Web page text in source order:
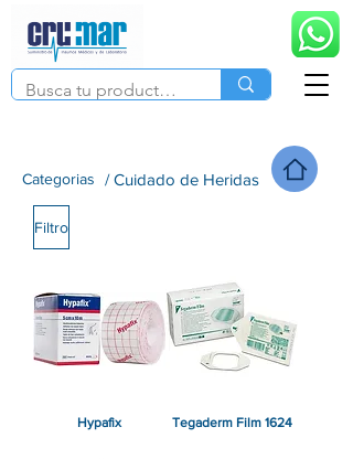
Categorias / Cuidado de Heridas
Filtro
Hypafix Tegaderm Film 1624